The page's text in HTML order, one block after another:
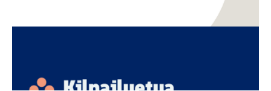
Suomen seuraava kilpailuetu